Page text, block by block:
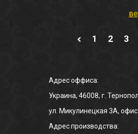
1 2 3
Адрес оффиса:
Украина, 46008, г.
ул. Микулинецкая 3А, офис
Адрес производства: